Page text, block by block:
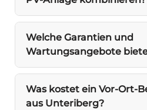
Welche Garantien und
Wartungsangebote
Was kostet ein Vor-Ort-
aus Unteriberg?